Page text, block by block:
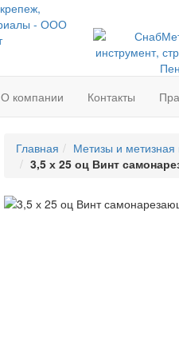
О компании Контакты
Главная Метизы и метизная
3,5 х 25 оц Винт